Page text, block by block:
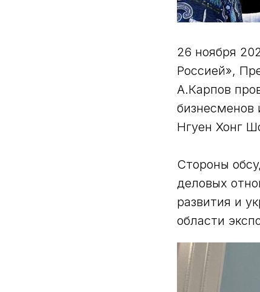
26 ноября
Россией»,
А.Карпов
бизнесменов
Нгуен Хонг
Стороны
деловых
развития и
области